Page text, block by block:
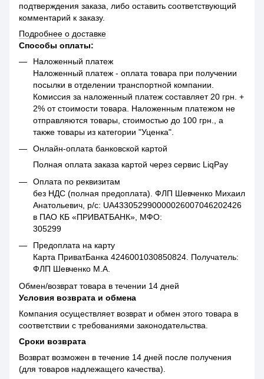
подтверждения заказа, либо оставить соответствующий
комментарий к заказу.
Подробнее о доставке
Способы оплаты:
Наложенный платеж
Наложенный платеж - оплата товара при получении
посылки в отделении транспортной компании.
Комиссия за наложенный платеж составляет 20 грн. +
2% от стоимости товара. Наложенным платежом не
отправляются товары, стоимостью до 100 грн., а
также товары из категории "Уценка".
Онлайн-оплата банковской картой
Полная оплата заказа картой через сервис LiqPay
Оплата по реквизитам
без НДС (полная предоплата). ФЛП Шевченко Михаил
Анатольевич, р/с: UA433052990000026007046202426
в ПАО КБ «ПРИВАТБАНК», МФО:
305299
Предоплата на карту
Карта ПриватБанка 4246001030850824. Получатель:
ФЛП Шевченко М.А.
Обмен/возврат товара в течении 14 дней
Условия возврата и обмена
Компания осуществляет возврат и обмен этого товара в
соответствии с требованиями законодательства.
Сроки возврата
Возврат возможен в течение 14 дней после получения
(для товаров надлежащего качества).